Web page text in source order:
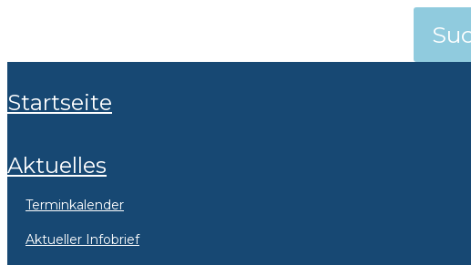
Startseite
Aktuelles
Terminkalender
Aktueller Infobrief